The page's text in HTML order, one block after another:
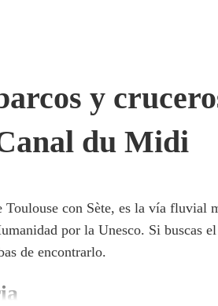
y
du Midi
Toulouse con Sète, es la vía fluvial
por la Unesco. Si buscas
de encontrarlo.